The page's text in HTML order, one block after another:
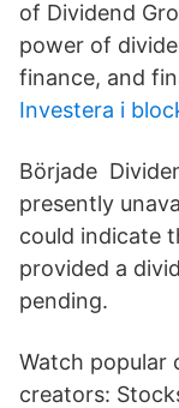
of Dividend
power of
finance, and
Investera i
Började
presently
could indicate
provided a
pending.
Watch
creators: